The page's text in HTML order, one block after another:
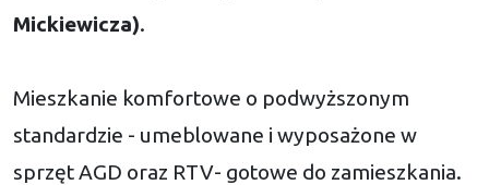
Mickiewicza).
Mieszkanie komfortowe o podwyższonym
standardzie - umeblowane i wyposażone w
sprzęt AGD oraz RTV- gotowe do zamieszkania.